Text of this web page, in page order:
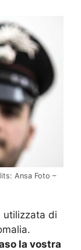
Ansa Foto –
utilizzata di
la vostra